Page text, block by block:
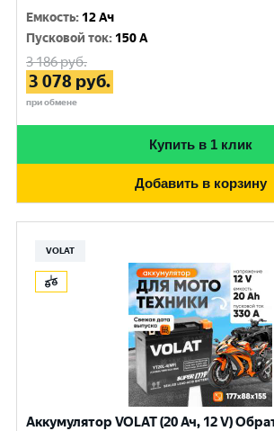
Емкость: 12 Ач
Пусковой ток: 150 A
3 186руб.
3 078 руб.
при обмене
Купить в 1 клик
Добавить в корзину
VOLAT
Аккумулятор VOLAT (20 Ач, 12 V)